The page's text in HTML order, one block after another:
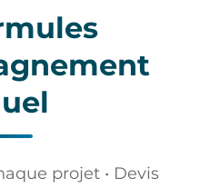
projet • Devis